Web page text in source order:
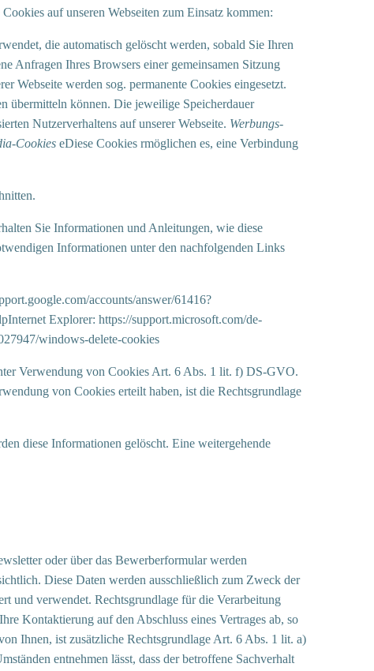
auf unseren Webseiten zum Einsatz kommen:
die automatisch gelöscht werden, sobald Sie Ihren
Anfragen Ihres Browsers einer gemeinsamen Sitzung
Webseite werden sog. permanente Cookies eingesetzt.
übermitteln können. Die jeweilige Speicherdauer
Nutzerverhaltens auf unserer Webseite. Werbungs-
Cookies eDiese Cookies rmöglichen es, eine Verbindung
Sie Informationen und Anleitungen, wie diese
Informationen unter den nachfolgenden Links
accounts/answer/61416?
Explorer: https://support.microsoft.com/de-
windows-delete-cookies
Verwendung von Cookies Art. 6 Abs. 1 lit. f) DS-GVO.
von Cookies erteilt haben, ist die Rechtsgrundlage
diese Informationen gelöscht. Eine weitergehende
oder über das Bewerberformular werden
Diese Daten werden ausschließlich zum Zweck der
und verwendet. Rechtsgrundlage für die Verarbeitung
Kontaktierung auf den Abschluss eines Vertrages ab, so
Ihnen, ist zusätzliche Rechtsgrundlage Art. 6 Abs. 1 lit. a)
entnehmen lässt, dass der betroffene Sachverhalt